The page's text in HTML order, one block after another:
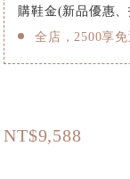
購鞋金(新品優惠
全店，2500享
NT$9,588